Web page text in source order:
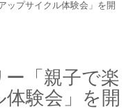
ップサイクル体験会」を開
「親子で楽
験会」を開